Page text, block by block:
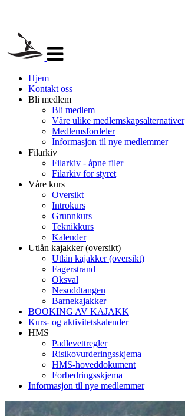
navigasjon
Hjem
Kontakt oss
Bli medlem
Bli medlem
Våre ulike medlemskapsalternativer
Medlemsfordeler
Informasjon til nye medlemmer
Filarkiv
Filarkiv - åpne filer
Filarkiv for styret
Våre kurs
Oversikt
Introkurs
Grunnkurs
Teknikkurs
Kalender
Utlån kajakker (oversikt)
Utlån kajakker (oversikt)
Fagerstrand
Oksval
Nesoddtangen
Barnekajakker
BOOKING AV KAJAKK
Kurs- og aktivitetskalender
HMS
Padlevettregler
Risikovurderingsskjema
HMS-hoveddokument
Forbedringsskjema
Informasjon til nye medlemmer